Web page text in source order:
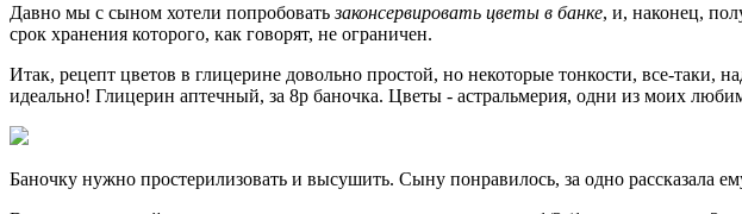
Давно мы с сыном хотели попробоватьзаконсервировать цветы в банке, и, наконец,
срок хранения которого, как говорят, не ограничен.
Итак, рецепт цветов в глицерине довольно простой, но некоторые тонкости, все-таки,
идеально! Глицерин аптечный, за 8р баночка. Цветы - астральмерия, одни из моих
Баночку нужно простерилизовать и высушить. Сыну понравилось, за одно рассказала